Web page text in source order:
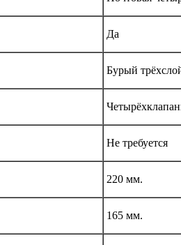
Да
Бурый
Не требуется
220 мм.
165 мм.